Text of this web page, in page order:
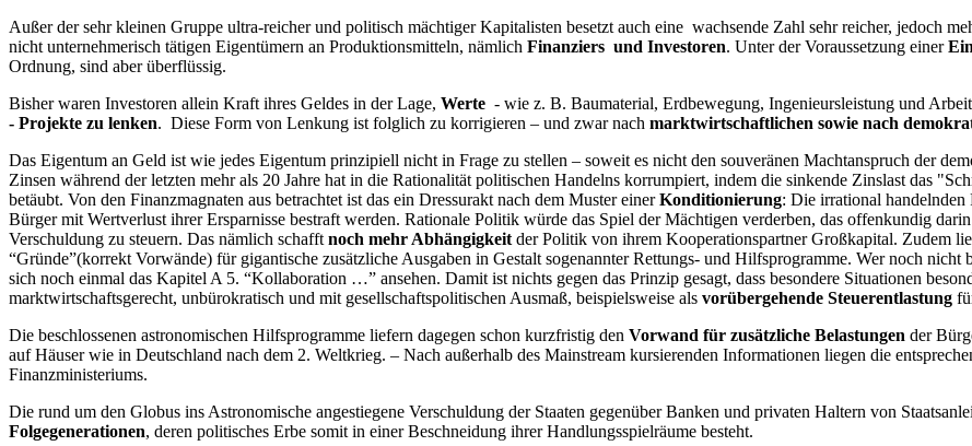
Außer der sehr kleinen Gruppe ultra-reicher und politisch mächtiger Kapitalisten besetzt auch eine wachsende Zahl sehr reicher, jedoch
nicht unternehmerisch tätigen Eigentümern an Produktionsmitteln, nämlich Finanziers und Investoren. Unter der Voraussetzung einer
Ordnung, sind aber überflüssig.
Bisher waren Investoren allein Kraft ihres Geldes in der Lage, Werte - wie z. B. Baumaterial, Erdbewegung, Ingenieursleistung und
- Projekte zu lenken. Diese Form von Lenkung ist folglich zu korrigieren – und zwar nach marktwirtschaftlichen sowie nach
Das Eigentum an Geld ist wie jedes Eigentum prinzipiell nicht in Frage zu stellen – soweit es nicht den souveränen Machtanspruch der
Zinsen während der letzten mehr als 20 Jahre hat in die Rationalität politischen Handelns korrumpiert, indem die sinkende Zinslast das
betäubt. Von den Finanzmagnaten aus betrachtet ist das ein Dressurakt nach dem Muster einerKonditionierung: Die irrational
Bürger mit Wertverlust ihrer Ersparnisse bestraft werden. Rationale Politik würde das Spiel der Mächtigen verderben, das offenkundig
Verschuldung zu steuern. Das nämlich schafft noch mehr Abhängigkeit der Politik von ihrem Kooperationspartner Großkapital. Zudem
“Gründe”(korrekt Vorwände) für gigantische zusätzliche Ausgaben in Gestalt sogenannter Rettungs- und Hilfsprogramme. Wer noch
sich noch einmal das Kapitel A 5. “Kollaboration …” ansehen. Damit ist nichts gegen das Prinzip gesagt, dass besondere Situationen
marktwirtschaftsgerecht, unbürokratisch und mit gesellschaftspolitischen Ausmaß, beispielsweise als vorübergehende Steuerentlastung
Die beschlossenen astronomischen Hilfsprogramme liefern dagegen schon kurzfristig den Vorwand für zusätzliche Belastungen der
auf Häuser wie in Deutschland nach dem 2. Weltkrieg. – Nach außerhalb des Mainstream kursierenden Informationen liegen die
Finanzministeriums.
Die rund um den Globus ins Astronomische angestiegene Verschuldung der Staaten gegenüber Banken und privaten Haltern von
Folgegenerationen, deren politisches Erbe somit in einer Beschneidung ihrer Handlungsspielräume besteht.